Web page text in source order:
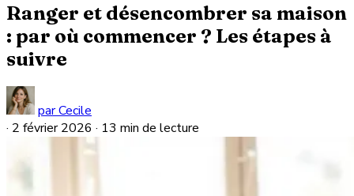
Ranger et désencombrer sa maison
: par où commencer ? Les étapes à
suivre
par Cecile
· 2 février 2026 · 13 min de lecture